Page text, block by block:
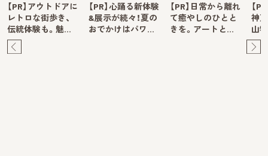
【PR】アウトドアに
レトロな街歩き、
伝統体験も。魅…
【PR】心踊る新体験
&展示が続々！夏の
おでかけはパワ…
【PR】日常から離れ
て癒やしのひとと
きを。アートと…
【
神
山